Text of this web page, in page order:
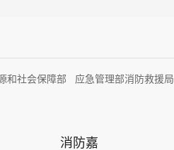
和社会保障部 应急管理部消防救援局
消防嘉